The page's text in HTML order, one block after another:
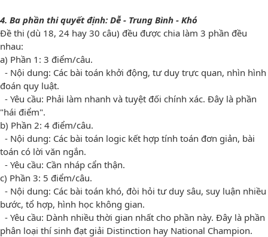
4. Ba phần thi quyết định: Dễ - Trung Bình - Khó
Đề thi (dù 18, 24 hay 30 câu) đều được chia làm 3 phần đều
nhau:
a) Phần 1: 3 điểm/câu.
- Nội dung: Các bài toán khởi động, tư duy trực quan, nhìn hình
đoán quy luật.
- Yêu cầu: Phải làm nhanh và tuyệt đối chính xác. Đây là phần
"hái điểm".
b) Phần 2: 4 điểm/câu.
- Nội dung: Các bài toán logic kết hợp tính toán đơn giản, bài
toán có lời văn ngắn.
- Yêu cầu: Cần nháp cẩn thận.
c) Phần 3: 5 điểm/câu.
- Nội dung: Các bài toán khó, đòi hỏi tư duy sâu, suy luận nhiều
bước, tổ hợp, hình học không gian.
- Yêu cầu: Dành nhiều thời gian nhất cho phần này. Đây là phần
phân loại thí sinh đạt giải Distinction hay National Champion.